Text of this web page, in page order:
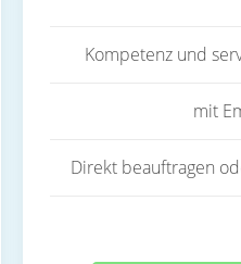
Kompetenz und
mit
Direkt beauftragen